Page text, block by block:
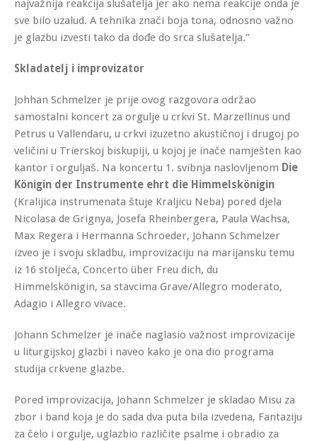
najvažnija reakcija slušatelja jer ako nema reakcije onda je
sve bilo uzalud. A tehnika znači boja tona, odnosno važno
je glazbu izvesti tako da dođe do srca slušatelja.”
Skladatelj i improvizator
Johhan Schmelzer je prije ovog razgovora održao
samostalni koncert za orgulje u crkvi St. Marzellinus und
Petrus u Vallendaru, u crkvi izuzetno akustičnoj i drugoj po
veličini u Trierskoj biskupiji, u kojoj je inače namješten kao
kantor i orguljaš. Na koncertu 1. svibnja naslovljenom Die
Königin der Instrumente ehrt die Himmelskönigin
(Kralijica instrumenata štuje Kraljicu Neba) pored djela
Nicolasa de Grignya, Josefa Rheinbergera, Paula Wachsa,
Max Regera i Hermanna Schroeder, Johann Schmelzer
izveo je i svoju skladbu, improvizaciju na marijansku temu
iz 16 stoljeća, Concerto über Freu dich, du
Himmelskönigin, sa stavcima Grave/Allegro moderato,
Adagio i Allegro vivace.
Johann Schmelzer je inače naglasio važnost improvizacije
u liturgijskoj glazbi i naveo kako je ona dio programa
studija crkvene glazbe.
Pored improvizacija, Johann Schmelzer je skladao Misu za
zbor i band koja je do sada dva puta bila izvedena, Fantaziju
za čelo i orgulje, uglazbio različite psalme i obradio za